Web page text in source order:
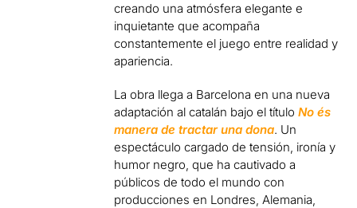
creando una atmósfera elegante e
inquietante que acompaña
constantemente el juego entre realidad y
apariencia.
La obra llega a Barcelona en una nueva
adaptación al catalán bajo el títuloNo és
manera de tractar una dona. Un
espectáculo cargado de tensión, ironía y
humor negro, que ha cautivado a
públicos de todo el mundo con
producciones en Londres, Alemania,